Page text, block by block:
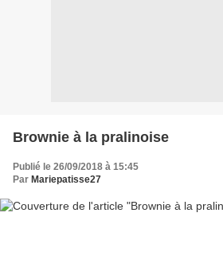
Brownie à la pralinoise
Publié le 26/09/2018 à 15:45
Par Mariepatisse27